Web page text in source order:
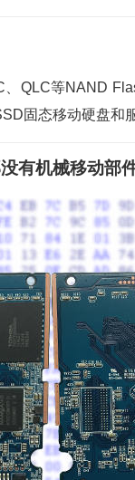
QLC等NAND
固态移动硬盘和
有机械移动部件